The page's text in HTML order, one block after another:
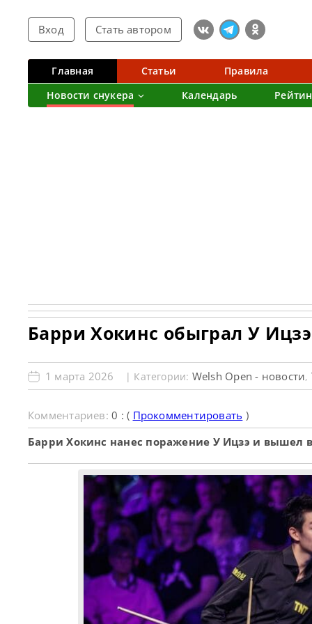
Вход Стать автором
Главная Статьи
Правила
Новости снукера
Календарь
Барри Хокинс обыграл У
1 марта 2026 | Категории: Welsh Open - новости,
Комментариев:0 : ( Прокомментировать )
Барри Хокинс нанес поражение У Ицзэ и вышел